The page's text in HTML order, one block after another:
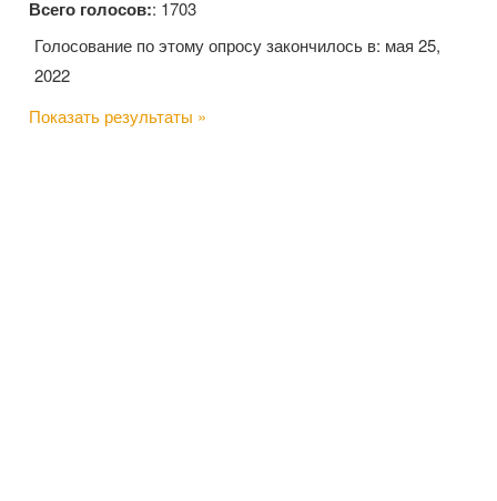
Всего голосов:: 1703
Голосование по этому опросу закончилось в: мая 25,
2022
Показать результаты »